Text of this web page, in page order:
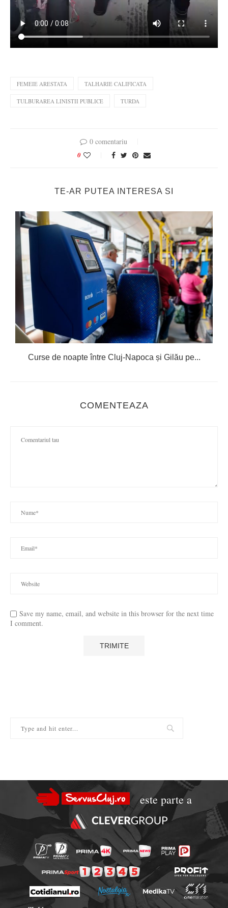
FEMEIE ARESTATA TALHARIE CALIFICATA
TULBURAREA LINISTII PUBLICE TURDA
0 comentariu
0
TE-AR PUTEA INTERESA SI
Curse de noapte între Cluj-Napoca și Gilău pe...
COMENTEAZA
Save my name, email, and website in this browser for the next time
I comment.
este parte a